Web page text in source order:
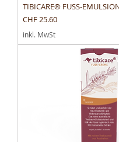
TIBICARE® FUSS-
Preis
CHF 25.60
inkl. MwSt